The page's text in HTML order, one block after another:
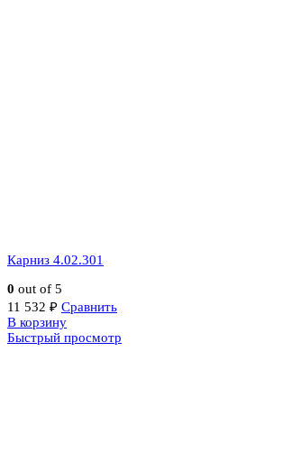
Карниз 4.02.301
0 out of 5
11 532 ₽ Сравнить
В корзину
Быстрый просмотр